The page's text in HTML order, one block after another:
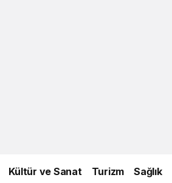
Kültür ve Sanat Turizm Sağlık